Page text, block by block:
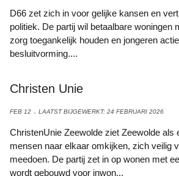
D66 zet zich in voor gelijke kansen en
politiek. De partij wil betaalbare woningen
zorg toegankelijk houden en jongeren
besluitvorming....
Christen Unie
FEB 12 LAATST BIJGEWERKT: 24 FEBRUARI 2026
ChristenUnie Zeewolde ziet Zeewolde als
mensen naar elkaar omkijken, zich veilig
meedoen. De partij zet in op wonen met
wordt gebouwd voor inwon...